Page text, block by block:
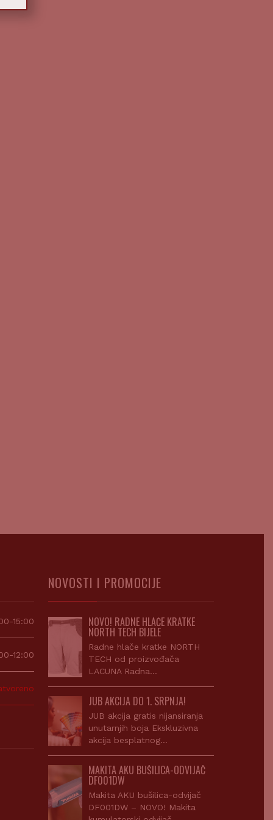
15:00
12:00
NOVOSTI I PROMOCIJE
NOVO! RADNE HLAČE KRATKE
NORTH TECH BIJELE
Radne hlače kratke NORTH
TECH od proizvođača
LACUNA Radna…
JUB AKCIJA DO 1. SRPNJA!
JUB akcija gratis nijansiranja
unutarnjih boja Ekskluzivna
akcija besplatnog…
MAKITA AKU BUŠILICA-ODVIJAČ
DF001DW
Makita AKU bušilica-odvijač
DF001DW – NOVO! Makita